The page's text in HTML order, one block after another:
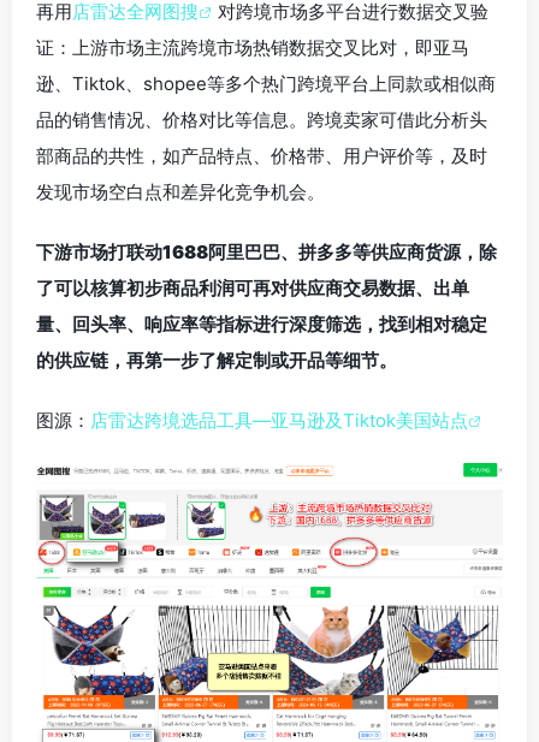
再用店雷达全网图搜
对跨境市场多平台进行数据交叉验
证：上游市场主流跨境市场热销数据交叉比对，即亚马
逊、Tiktok、shopee等多个热门跨境平台上同款或相似商
品的销售情况、价格对比等信息。跨境卖家可借此分析头
部商品的共性，如产品特点、价格带、用户评价等，及时
发现市场空白点和差异化竞争机会。
下游市场打联动1688阿里巴巴、拼多多等供应商货源，除
了可以核算初步商品利润可再对供应商交易数据、出单
量、回头率、响应率等指标进行深度筛选，找到相对稳定
的供应链，再第一步了解定制或开品等细节。
图源： 店雷达跨境选品工具—亚马逊及Tiktok美国站点